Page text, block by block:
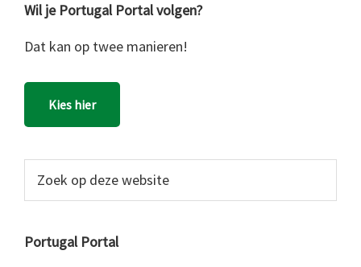
Wil je Portugal Portal volgen?
Dat kan op twee manieren!
Kies hier
website
Portugal Portal